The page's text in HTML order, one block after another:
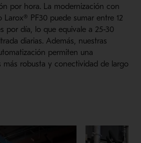
por hora. La modernización con
PF30 puede sumar entre 12
por día, lo que equivale a 25-30
diarias. Además, nuestras
permiten una
más robusta y conectividad de largo